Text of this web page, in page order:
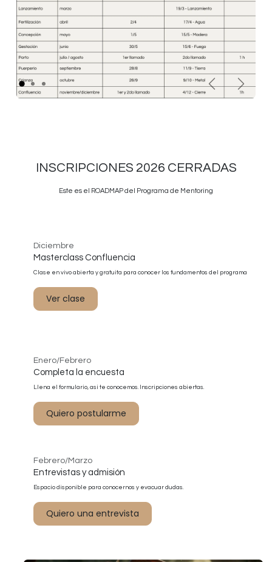
Anterior Siguiente
INSCRIPCIONES 2026 CERRADAS
Este es el ROADMAP del Programa de Mentoring
Diciembre
Masterclass Confluencia
Clase en vivo abierta y gratuita para conocer los fundamentos del programa
Ver clase
Enero/Febrero
Completa la encuesta
Llena el formulario, asi te conocemos. Inscripciones abiertas.
Quiero postularme
Febrero/Marzo
Entrevistas y admisión
Espacio disponible para conocernos y evacuar dudas.
Quiero una entrevista